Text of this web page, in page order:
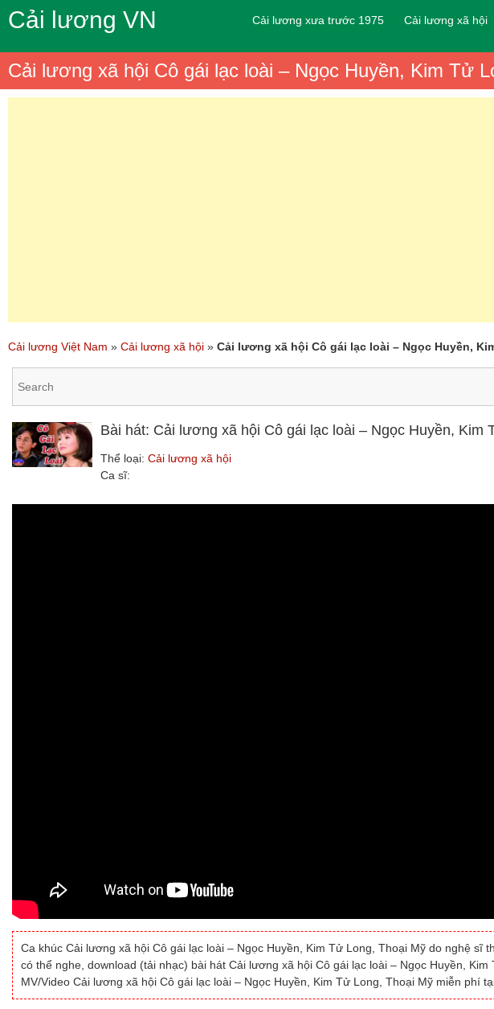
Cải lương VN Cải lương xưa trước 1975 Cải lương xã hội
Cải lương xã hội Cô gái lạc loài – Ngọc Huyền, Kim Tử
Cải lương Việt Nam » Cải lương xã hội » Cải lương xã hội Cô gái lạc loài – Ngọc Huyền,
Bài hát: Cải lương xã hội Cô gái lạc loài – Ngọc Huyền, Kim
Thể loại:Cải lương xã hội
Ca sĩ:
Ca khúc Cải lương xã hội Cô gái lạc loài – Ngọc Huyền, Kim Tử Long, Thoại Mỹ do nghệ sĩ
có thể nghe, download (tải nhạc) bài hát Cải lương xã hội Cô gái lạc loài – Ngọc Huyền, Kim
MV/Video Cải lương xã hội Cô gái lạc loài – Ngọc Huyền, Kim Tử Long, Thoại Mỹ miễn phí